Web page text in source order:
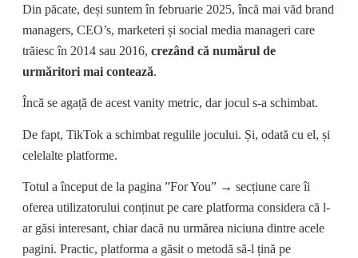
Din păcate, deși suntem în februarie 2025, încă mai văd brand
managers, CEO’s, marketeri și social media manageri care
trăiesc în 2014 sau 2016, crezând că numărul de
urmăritori mai contează.
Încă se agață de acest vanity metric, dar jocul s-a schimbat.
De fapt, TikTok a schimbat regulile jocului. Și, odată cu el, și
celelalte platforme.
Totul a început de la pagina ”For You” → secțiune care îi
oferea utilizatorului conținut pe care platforma considera că l-
ar găsi interesant, chiar dacă nu urmărea niciuna dintre acele
pagini. Practic, platforma a găsit o metodă să-l țină pe